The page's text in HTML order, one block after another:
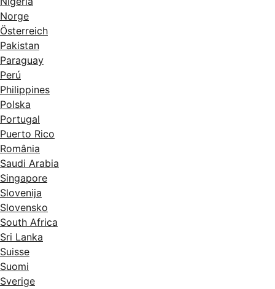
Norge
Österreich
Pakistan
Paraguay
Perú
Philippines
Polska
Portugal
Puerto Rico
România
Saudi Arabia
Singapore
Slovenija
Slovensko
South Africa
Sri Lanka
Suisse
Suomi
Sverige